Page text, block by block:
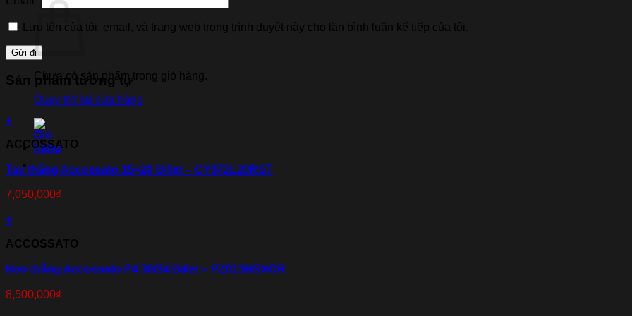
Chưa có sản phẩm trong giỏ hàng.
Quay trở lại cửa hàng
Lưu tên của tôi, email, và trang web trong trình duyệt này cho lần bình luận kế tiếp của tôi.
Sản phẩm tương tự
+
ACCOSSATO
Tay thắng Accossato 15×20 Billet – CY072L20RST
7,050,000₫
+
ACCOSSATO
Heo thắng Accossato P4 30/34 Billet – PZ013HSXOR
8,500,000₫